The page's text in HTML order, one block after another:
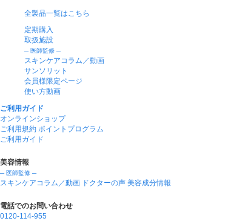
全製品一覧はこちら
定期購入
取扱施設
─ 医師監修 ─
スキンケアコラム／動画
サンソリット
会員様限定ページ
使い方動画
ご利用ガイド
オンラインショップ
ご利用規約 ポイントプログラム
ご利用ガイド
美容情報
─ 医師監修 ─
スキンケアコラム／動画 ドクターの声 美容成分情報
電話でのお問い合わせ
0120-114-955